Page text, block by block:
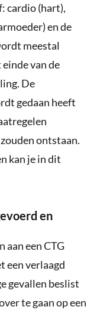
cardio (hart),
en de
meestal
van de
De
gedaan heeft
ontstaan.
kan je in dit
en
een CTG
een verlaagd
gevallen beslist
te gaan op een